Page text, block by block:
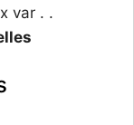
var . .